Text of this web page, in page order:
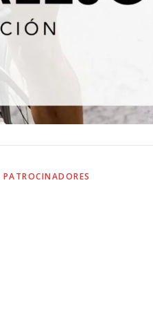
PATROCINADORES